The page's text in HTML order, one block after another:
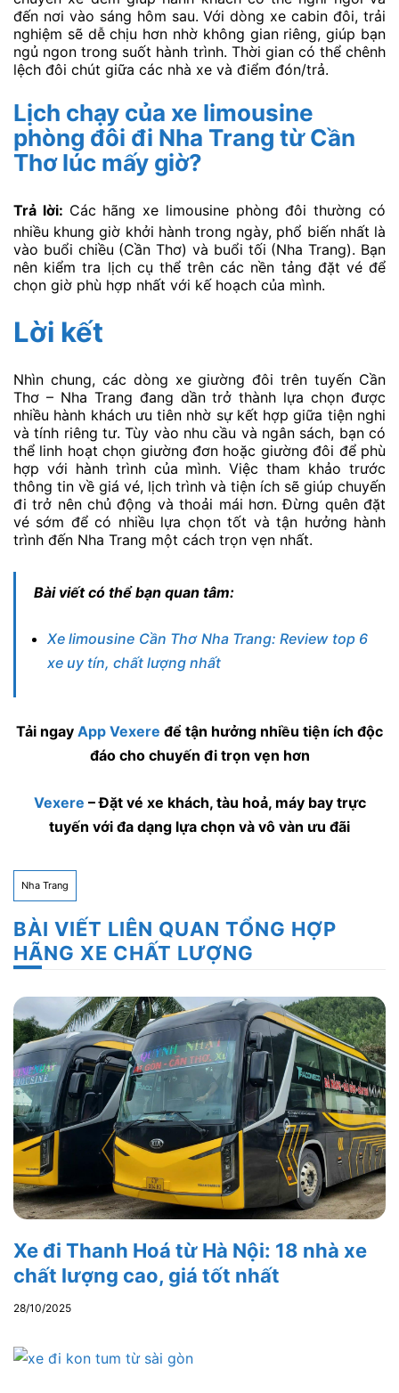
đến nơi vào sáng hôm sau. Với dòng xe cabin đôi, trải
nghiệm sẽ dễ chịu hơn nhờ không gian riêng, giúp bạn
ngủ ngon trong suốt hành trình. Thời gian có thể chênh
lệch đôi chút giữa các nhà xe và điểm đón/trả.
Lịch chạy của xe limousine
phòng đôi đi Nha Trang từ Cần
Thơ lúc mấy giờ?
Trả lời: Các hãng xe limousine phòng đôi thường có
nhiều khung giờ khởi hành trong ngày, phổ biến nhất là
vào buổi chiều (Cần Thơ) và buổi tối (Nha Trang). Bạn
nên kiểm tra lịch cụ thể trên các nền tảng đặt vé để
chọn giờ phù hợp nhất với kế hoạch của mình.
Lời kết
Nhìn chung, các dòng xe giường đôi trên tuyến Cần
Thơ – Nha Trang đang dần trở thành lựa chọn được
nhiều hành khách ưu tiên nhờ sự kết hợp giữa tiện nghi
và tính riêng tư. Tùy vào nhu cầu và ngân sách, bạn có
thể linh hoạt chọn giường đơn hoặc giường đôi để phù
hợp với hành trình của mình. Việc tham khảo trước
thông tin về giá vé, lịch trình và tiện ích sẽ giúp chuyến
đi trở nên chủ động và thoải mái hơn. Đừng quên đặt
vé sớm để có nhiều lựa chọn tốt và tận hưởng hành
trình đến Nha Trang một cách trọn vẹn nhất.
Bài viết có thể bạn quan tâm:
Xe limousine Cần Thơ Nha Trang: Review top 6
xe uy tín, chất lượng nhất
Tải ngay App Vexere để tận hưởng nhiều tiện ích độc
đáo cho chuyến đi trọn vẹn hơn
Vexere – Đặt vé xe khách, tàu hoả, máy bay trực
tuyến với đa dạng lựa chọn và vô vàn ưu đãi
Nha Trang
BÀI VIẾT LIÊN QUAN TỔNG HỢP
HÃNG XE CHẤT LƯỢNG
Xe đi Thanh Hoá từ Hà Nội: 18 nhà xe
chất lượng cao, giá tốt nhất
28/10/2025